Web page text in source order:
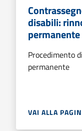
disabili:
permanente
Procedimento
permanente
VAI ALLA